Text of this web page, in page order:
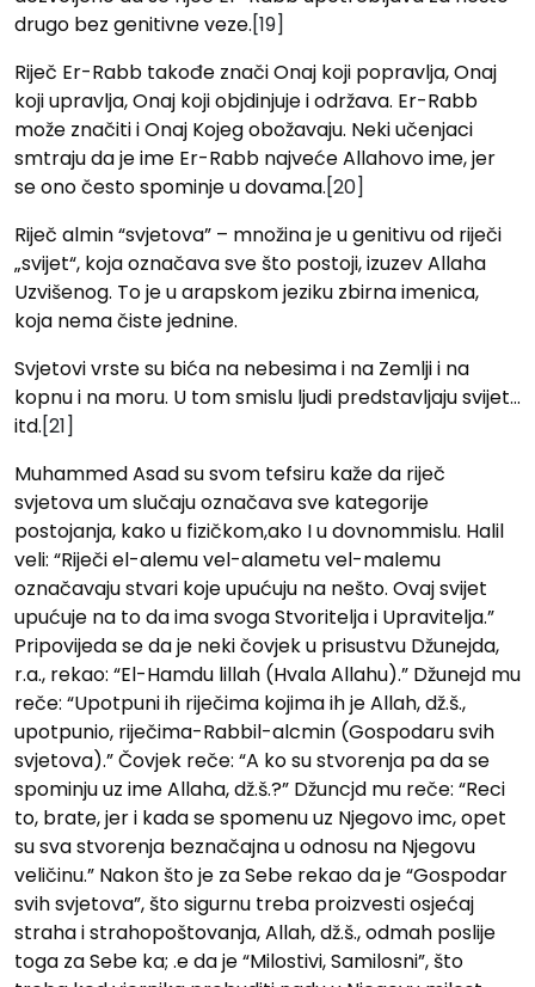
drugo bez genitivne veze.[19]
Riječ Er-Rabb takođe znači Onaj koji popravlja, Onaj
koji upravlja, Onaj koji objdinjuje i održava. Er-Rabb
može značiti i Onaj Kojeg obožavaju. Neki učenjaci
smtraju da je ime Er-Rabb najveće Allahovo ime, jer
se ono često spominje u dovama.[20]
Riječ almin “svjetova” – mno‍žina je u genitivu od riječi
„svijet“, koja označava sve što postoji, izuzev Allaha
Uzvišenog. To je u arapskom jeziku zbirna imenica,
koja nema čiste jednine.
Svjetovi vrste su bića na nebesima i na Zemlji i na
kopnu i na moru. U tom smislu ljudi predstavljaju svijet…
itd.[21]
Muhammed Asad su svom tefsiru kaže da riječ
svjetova um slučaju označava sve kategorije
postojanja, kako u fizičkom,ako I u dovnommislu. Halil
veli: “Riječi el-alemu vel-alametu vel-malemu
označavaju stvari koje upućuju na nešto. Ovaj svijet
upućuje na to da ima svoga Stvoritelja i Upravitelja.”
Pripovijeda se da je neki čovjek u prisustvu Džunejda,
r.a., rekao: “El-Hamdu lillah (Hvala Allahu).” Džunejd mu
reče: “Upotpuni ih riječima kojima ih je Allah, dž.š.,
upotpunio, riječima-Rabbil-alcmin (Gospodaru svih
svjetova).” Čovjek reče: “A ko su stvorenja pa da se
spominju uz ime Allaha, dž.š.?” Džuncjd mu reče: “Reci
to, brate, jer i kada se spomenu uz Njegovo imc, opet
su sva stvorenja beznačajna u odnosu na Njegovu
veličinu.” Nakon što je za Sebe rekao da je “Gospodar
svih svjetova”, što sigurnu treba proizvesti osjećaj
straha i strahopoštovanja, Allah, dž.š., odmah poslije
toga za Sebe ka; .e da je “Milostivi, Samilosni”, što